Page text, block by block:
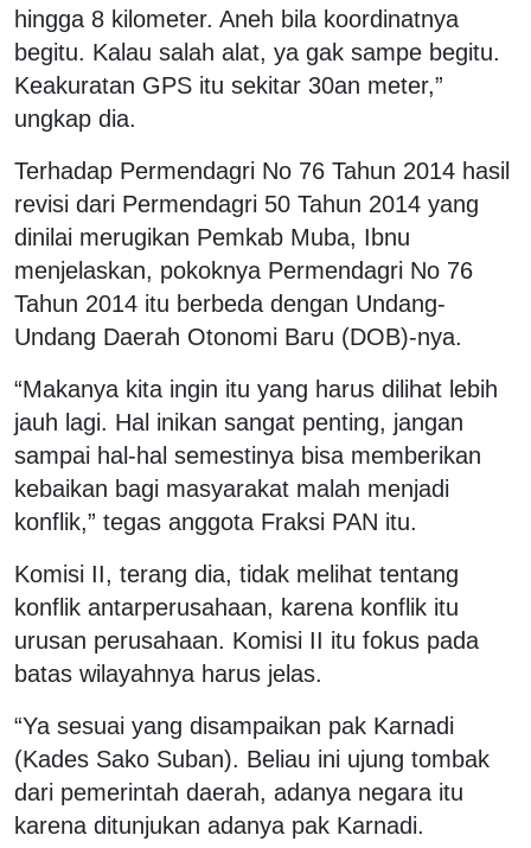
hingga 8 kilometer. Aneh bila koordinatnya
begitu. Kalau salah alat, ya gak sampe begitu.
Keakuratan GPS itu sekitar 30an meter,”
ungkap dia.
Terhadap Permendagri No 76 Tahun 2014 hasil
revisi dari Permendagri 50 Tahun 2014 yang
dinilai merugikan Pemkab Muba, Ibnu
menjelaskan, pokoknya Permendagri No 76
Tahun 2014 itu berbeda dengan Undang-
Undang Daerah Otonomi Baru (DOB)-nya.
“Makanya kita ingin itu yang harus dilihat lebih
jauh lagi. Hal inikan sangat penting, jangan
sampai hal-hal semestinya bisa memberikan
kebaikan bagi masyarakat malah menjadi
konflik,” tegas anggota Fraksi PAN itu.
Komisi II, terang dia, tidak melihat tentang
konflik antarperusahaan, karena konflik itu
urusan perusahaan. Komisi II itu fokus pada
batas wilayahnya harus jelas.
“Ya sesuai yang disampaikan pak Karnadi
(Kades Sako Suban). Beliau ini ujung tombak
dari pemerintah daerah, adanya negara itu
karena ditunjukan adanya pak Karnadi.